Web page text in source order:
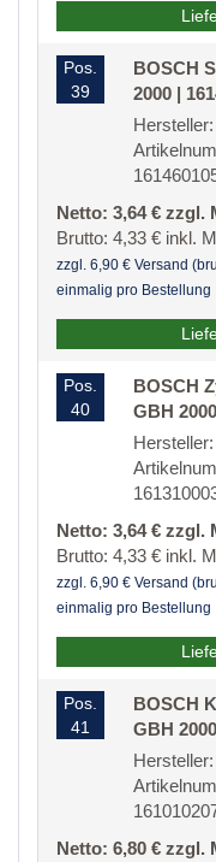
Pos.
39
BOSCH
2000 |
Netto: 3,64 € zzgl.
Brutto: 4,33 € inkl.
zzgl. 6,90 € Versand
einmalig pro Bestellung
Pos.
40
BOSCH
GBH
Netto: 3,64 € zzgl.
Brutto: 4,33 € inkl.
zzgl. 6,90 € Versand
einmalig pro Bestellung
Pos.
41
BOSCH
GBH
Netto: 6,80 € zzgl.